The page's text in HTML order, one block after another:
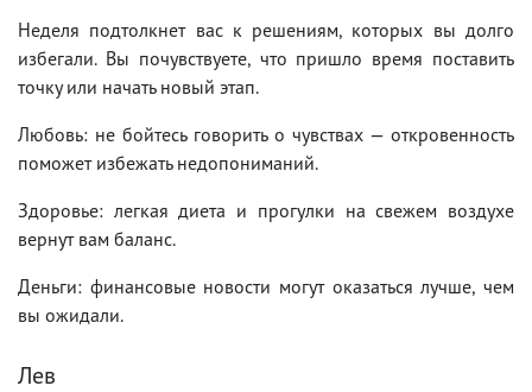
Неделя подтолкнет вас к решениям, которых вы долго
избегали. Вы почувствуете, что пришло время поставить
точку или начать новый этап.
Любовь: не бойтесь говорить о чувствах — откровенность
поможет избежать недопониманий.
Здоровье: легкая диета и прогулки на свежем воздухе
вернут вам баланс.
Деньги: финансовые новости могут оказаться лучше, чем
вы ожидали.
Лев